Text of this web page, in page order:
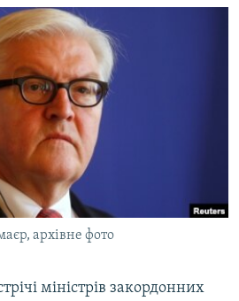
архівне фото
міністрів закордонних